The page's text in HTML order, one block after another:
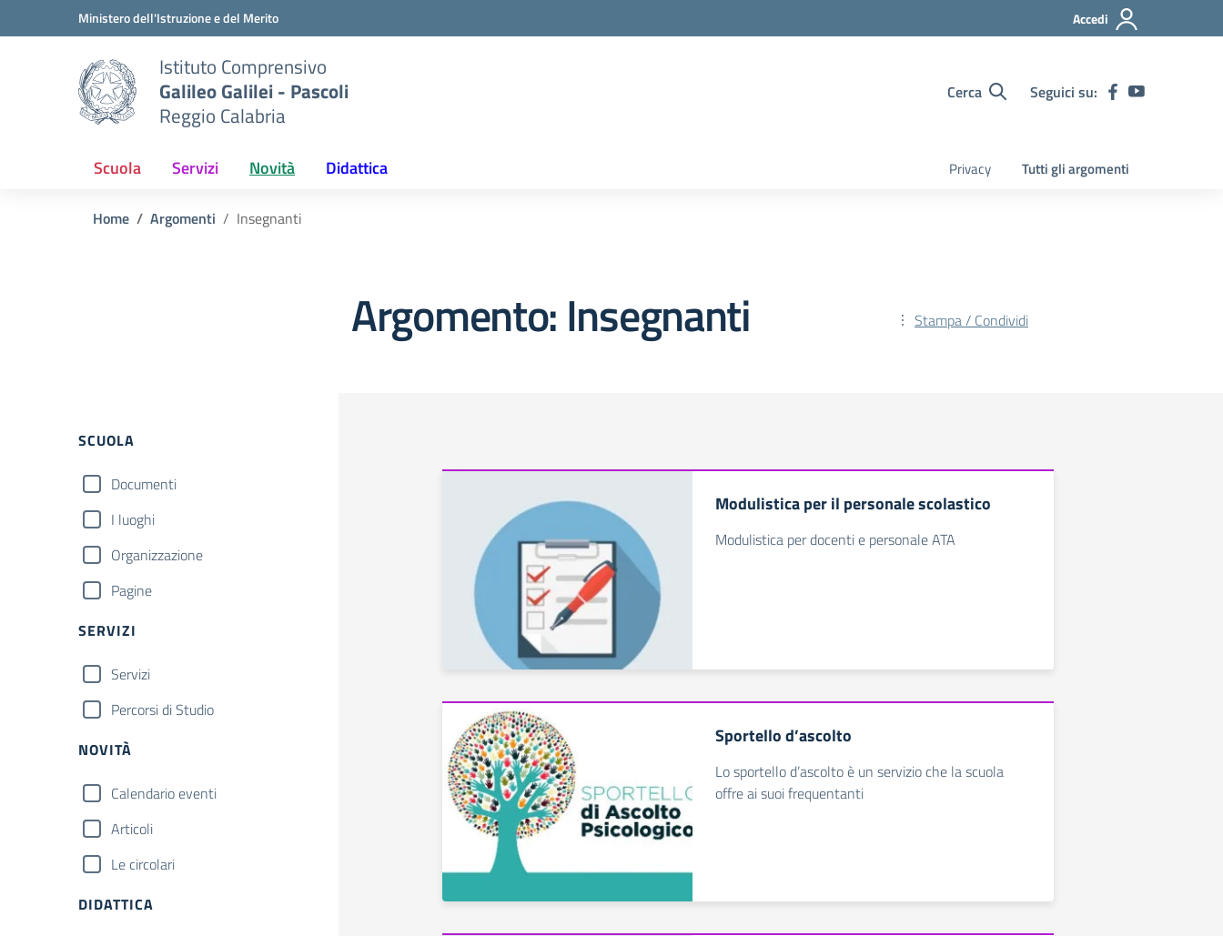
Vai ai contenuti
Vai al menu di navigazioneMinistero dell'Istruzione e del Merito Accedi
Istituto Comprensivo
Galileo Galilei - Pascoli
Reggio Calabria
Cerca Seguici su:
Scuola Servizi Novità Didattica Privacy Tutti gli argomenti
Home Argomenti Insegnanti
Argomento: Insegnanti Stampa / Condividi
SCUOLA
Documenti
I luoghi
Organizzazione
Pagine
SERVIZI
Servizi
Percorsi di Studio
NOVITÀ
Calendario eventi
Articoli
Le circolari
DIDATTICA
Modulistica per il personale scolastico
Modulistica per docenti e personale ATA
Sportello d’ascolto
Lo sportello d’ascolto è un servizio che la scuola
offre ai suoi frequentanti